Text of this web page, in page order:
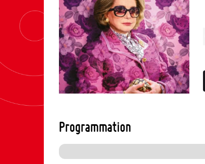
Programmation